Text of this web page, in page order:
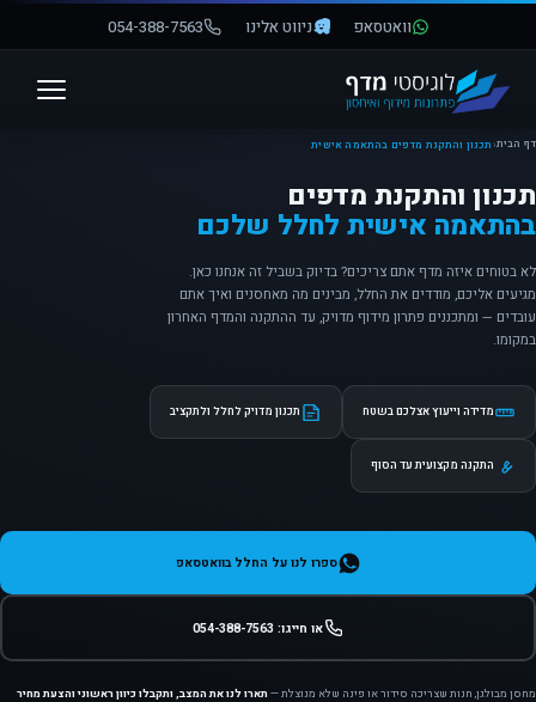
פתח סרגל נגישות
וואטסאפ ניווט אלינו 054-388-7563
דף הבית‹תכנון והתקנת מדפים בהתאמה אישית
תכנון והתקנת מדפים
בהתאמה אישית לחלל שלכם
לא בטוחים איזה מדף אתם צריכים? בדיוק בשביל זה אנחנו כאן.
מגיעים אליכם, מודדים את החלל, מבינים מה מאחסנים ואיך אתם
עובדים — ומתכננים פתרון מידוף מדויק, עד ההתקנה והמדף האחרון
במקומו.
מדידה וייעוץ אצלכם בשטח תכנון מדויק לחלל ולתקציב
התקנה מקצועית עד הסוף
ספרו לנו על החלל בוואטסאפ
או חייגו: 054-388-7563
מחסן מבולגן, חנות שצריכה סידור או פינה שלא מנוצלת — תארו לנו את המצב, ותקבלו כיוון ראשוני והצעת מחיר